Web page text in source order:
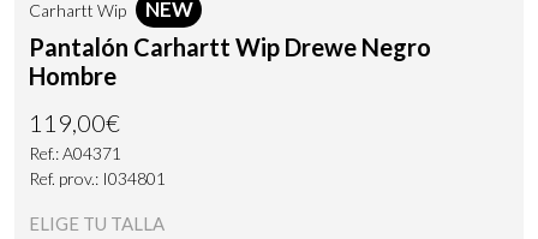
Carhartt Wip NEW
Pantalón Carhartt Wip Drewe Negro
Hombre
119,00€
Ref.: A04371
Ref. prov.: I034801
ELIGE TU TALLA